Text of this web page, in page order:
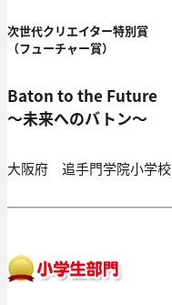
次世代クリエイター特別賞
（フューチャー賞）
Baton to the Future
～未来へのバトン～
大阪府 追手門学院小学校